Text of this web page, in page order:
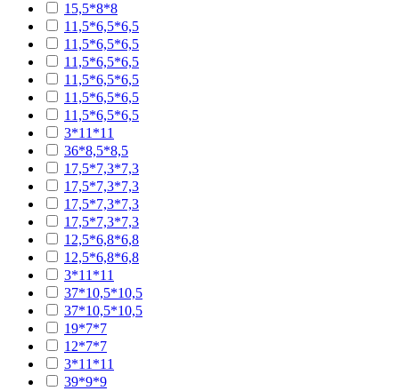
15,5*8*8
11,5*6,5*6,5
11,5*6,5*6,5
11,5*6,5*6,5
11,5*6,5*6,5
11,5*6,5*6,5
11,5*6,5*6,5
3*11*11
36*8,5*8,5
17,5*7,3*7,3
17,5*7,3*7,3
17,5*7,3*7,3
17,5*7,3*7,3
12,5*6,8*6,8
12,5*6,8*6,8
3*11*11
37*10,5*10,5
37*10,5*10,5
19*7*7
12*7*7
3*11*11
39*9*9